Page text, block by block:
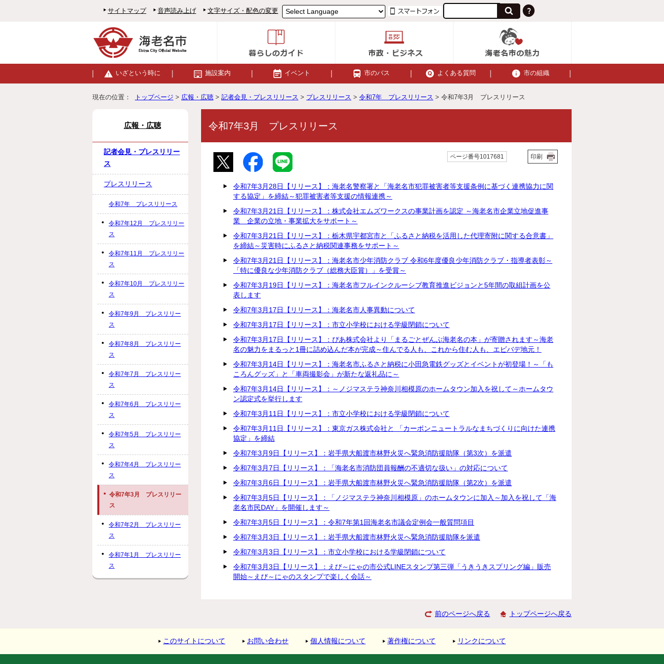
サイトマップ 音声読み上げ 文字サイズ・配色の変更
いざという時に 施設案内 イベント 市のバス よくある質問 市の組織
現在の位置： トップページ > 広報・広聴 > 記者会見・プレスリリース > プレスリリース > 令和7年 プレスリリース > 令和7年3月 プレスリリース
令和7年3月 プレスリリース
ページ番号1017681 印刷
令和7年3月28日【リリース】：海老名警察署と「海老名市犯罪被害者等支援条例に基づく連携協力に関
する協定」を締結～犯罪被害者等支援の情報連携～
令和7年3月21日【リリース】：株式会社エムズワークスの事業計画を認定 ～海老名市企業立地促進事
業 企業の立地・事業拡大をサポート～
令和7年3月21日【リリース】：栃木県宇都宮市と「ふるさと納税を活用した代理寄附に関する合意書」
を締結～災害時にふるさと納税関連事務をサポート～
令和7年3月21日【リリース】：海老名市少年消防クラブ 令和6年度優良少年消防クラブ・指導者表彰～
「特に優良な少年消防クラブ（総務大臣賞）」を受賞～
令和7年3月19日【リリース】：海老名市フルインクルーシブ教育推進ビジョンと5年間の取組計画を公
表します
令和7年3月17日【リリース】：海老名市人事異動について
令和7年3月17日【リリース】：市立小学校における学級閉鎖について
令和7年3月17日【リリース】：ぴあ株式会社より「まるごとぜんぶ海老名の本」が寄贈されます～海老
名の魅力をまるっと1冊に詰め込んだ本が完成～住んでる人も、これから住む人も、エビバデ地元！
令和7年3月14日【リリース】：海老名市ふるさと納税に小田急電鉄グッズとイベントが初登場！～「も
ころんグッズ」と「車両撮影会」が新たな返礼品に～
令和7年3月14日【リリース】：～ノジマステラ神奈川相模原のホームタウン加入を祝して～ホームタウ
ン認定式を挙行します
令和7年3月11日【リリース】：市立小学校における学級閉鎖について
令和7年3月11日【リリース】：東京ガス株式会社と 「カーボンニュートラルなまちづくりに向けた連携
協定」を締結
令和7年3月9日【リリース】：岩手県大船渡市林野火災へ緊急消防援助隊（第3次）を派遣
令和7年3月7日【リリース】：「海老名市消防団員報酬の不適切な扱い」の対応について
令和7年3月6日【リリース】：岩手県大船渡市林野火災へ緊急消防援助隊（第2次）を派遣
令和7年3月5日【リリース】：「ノジマステラ神奈川相模原」のホームタウンに加入～加入を祝して「海
老名市民DAY」を開催します～
令和7年3月5日【リリース】：令和7年第1回海老名市議会定例会一般質問項目
令和7年3月3日【リリース】：岩手県大船渡市林野火災へ緊急消防援助隊を派遣
令和7年3月3日【リリース】：市立小学校における学級閉鎖について
令和7年3月3日【リリース】：えび～にゃの市公式LINEスタンプ第三弾「うきうきスプリング編」販売
開始～えび～にゃのスタンプで楽しく会話～
広報・広聴
記者会見・プレスリリー
ス
プレスリリース
令和7年 プレスリリース
令和7年12月 プレスリリー
ス
令和7年11月 プレスリリー
ス
令和7年10月 プレスリリー
ス
令和7年9月 プレスリリー
ス
令和7年8月 プレスリリー
ス
令和7年7月 プレスリリー
ス
令和7年6月 プレスリリー
ス
令和7年5月 プレスリリー
ス
令和7年4月 プレスリリー
ス
令和7年3月 プレスリリー
ス
令和7年2月 プレスリリー
ス
令和7年1月 プレスリリー
ス
前のページへ戻る トップページへ戻る
このサイトについて お問い合わせ 個人情報について 著作権について リンクについて